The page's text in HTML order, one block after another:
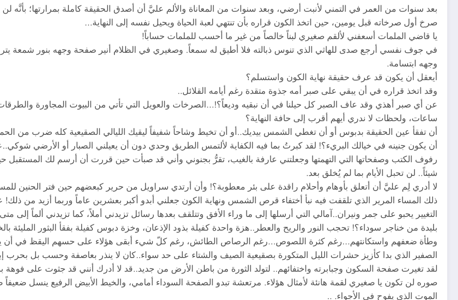
بعد سنوات من العمر في التمني لأنبت أرضي، وبعد سنوات من المعاناة والألم عليَّ أن أصدق الحقيقة كاملة بمرارتها؛
صرخ أول صرخاته قبل يومين، حين اتخذ الكون قراره بأن تنتهي لعبة الحياة ويحيل نفسه إلى النهاية…
يا قاضي الملمات أسعفني لألقم صغيري لبناً خالصاً من غير ما أحسب للملمات حساباً!
في جوف نفسي أرجع صدى للهاثي الذي تنوس ذبالته فلا أطيق له سمعاً. وصغيري في الظلام أنير صفحة وجهه بنور شمعة
وجهه ابتسامة.
أيعقل أن يكون قد عرف حقيقة نهاية الكون واستسلم؟
وقد اتخذ قراره في أن يبقي على صبر أمه جذوة متقدة رغم أيامه القلائل..
عن أي صبر أهذي وقد عاف الصبر كل حيلنا في أن نبقيه وديعاً؟!…الصرخات والعويل التي تأتي من البيوت المجاورة والطرقات
ساعات، ولحظات لا ندري أيهم أقرب إلى حافة النهاية؟
أن تفقأ عين الحقيقة بدبوس أو أن تغطي الشمس بيديك..أو أن تخيط وشاحاً شفيفاً ليقيك الليالي الصقيعية كله ضرب من
أن يكون جنينه في خيالك البريء؟! لقد كبرتُ بما فيه الكفاية لألتمس الطريق وحدي دون أن يعيلني الصبار أو الأرضي
رفوف الكتب وصفحاتها التي التهمتها وجعلتني عارفة بالغيب، تقرُّ بجنوني وأني قد صبأت حين قررت أن أرسم لك المستقبل
شيئاً.. لن تحبل الأيام بما لم يُخلق بعد.
لا أدري لِم عليَّ أن أتعلق بأوهام وأحلام راقدة على بئر معطوبة؟! وأن أرتدي سراويل من حرير كبعضهم حين فتر الحنين
ذلك المساء المرير الذي تلقفت فيه نبأ أختفاء قرص الشمس ونهاية الكون جعلني أبدو أكبر بعشرين عاماً وربما أزيد من
التغيير يحبو على جمر ونيران..آمالي التي أرسلها إلى ما وراء الأفق وتتلقف بعدها رسائل تزيدني أملاً، كما تزيدني ألماً إلى
بليدة من خناجر سوداء؟! تحجب النور والريح والعطر..هزة واحدة كفيلة بذود الإذعان، وخزة دبوس كفيلة بفقأ البثور المليئة
وطأة ضعفهم واستكانتهم…رغم كثرة اللصوص…رغم الرصاص الطائش، رغم كلّ شيء أبقى هؤلاء على حسهم اليقظ في أن
الصفير الذي بدا كأزيز حشرات الليل المتكورة بصقيعية الصيف والشتاء على حد سواء..كان لا ينذر بعاصفة وحسب بل بحرب
لقد تغيرت صفحة السكون وجبابرته واختفائهم.. لتولد الثورة من باطن الأرض من جديد..قد لا أدرك أنني قد جثوت على
صوره لن تكون يا صغيري لقمة هانئة لأمثال هؤلاء. مرتعشة تبدو الصفحة السوداء أمامي، والخيط الأبيض الرفيع ينسل ضعيفاً
الموت الذي يفوح في الأجواء. ..